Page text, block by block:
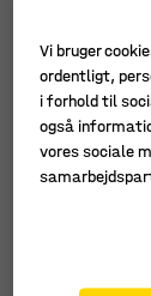
2 produkter
Vi bruger
ordentligt,
i forhold til
også
vores sociale